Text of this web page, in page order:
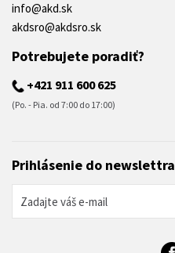
info@akd.sk
akdsro@akdsro.sk
Potrebujete poradiť?
+421 911 600 625
(Po. - Pia. od 7:00 do 17:00)
Prihlásenie do newslettra